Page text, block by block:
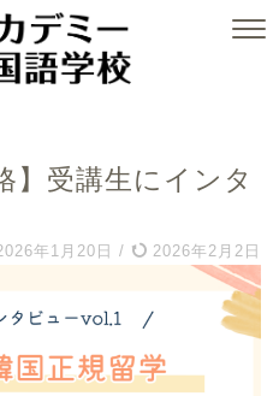
】受講生にインタ
年1月20日 / 2026年2月2日